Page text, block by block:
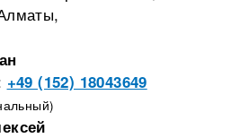
+49 (152) 18043649